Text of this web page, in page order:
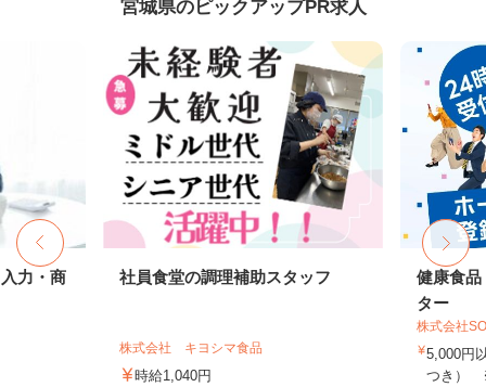
宮城県のピックアップPR求人
力・商 社員食堂の調理補助スタッフ
株式会社 キヨシマ食品
時給1,040円
健康食品
ター
株式会社
5,000円
つき）